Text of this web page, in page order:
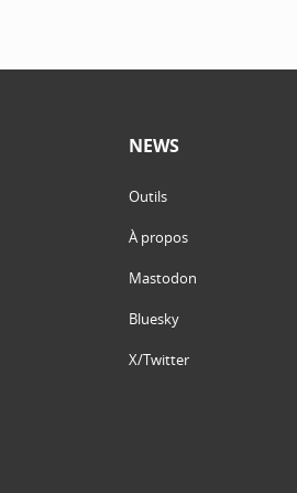
NEWS
Outils
À propos
Mastodon
Bluesky
X/Twitter